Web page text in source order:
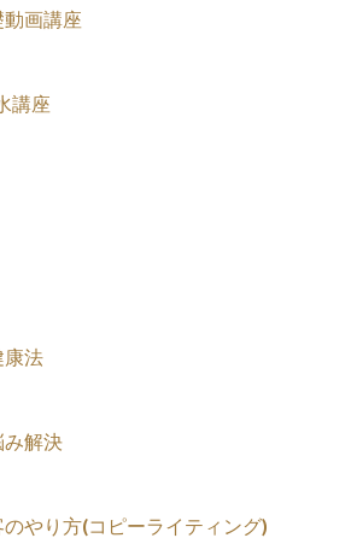
画講座
講座
康法
み解決
やり方(コピーライティング)